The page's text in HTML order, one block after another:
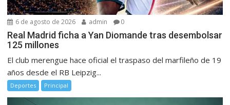
6 de agosto de 2026 admin 0
Real Madrid ficha a Yan Diomande tras desembolsar
125 millones
El club merengue hace oficial el traspaso del marfileño de 19
años desde el RB Leipzig...
Deportes Principal